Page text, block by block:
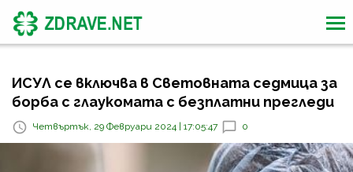
ИСУЛ се включва в Световната седмица за
борба с глаукомата с безплатни прегледи
Четвъртък, 29 Февруари 2024 | 17:05:47 0